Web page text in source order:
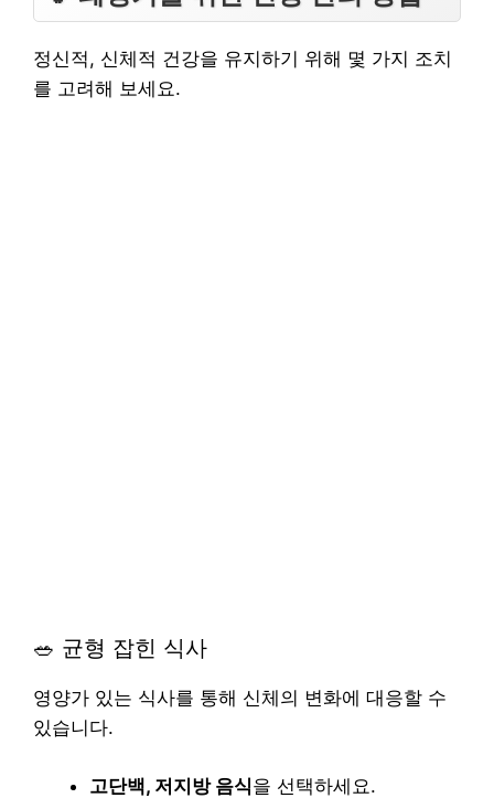
정신적, 신체적 건강을 유지하기 위해 몇 가지 조치
를 고려해 보세요.
🥗 균형 잡힌 식사
영양가 있는 식사를 통해 신체의 변화에 대응할 수
있습니다.
고단백, 저지방 음식을 선택하세요.